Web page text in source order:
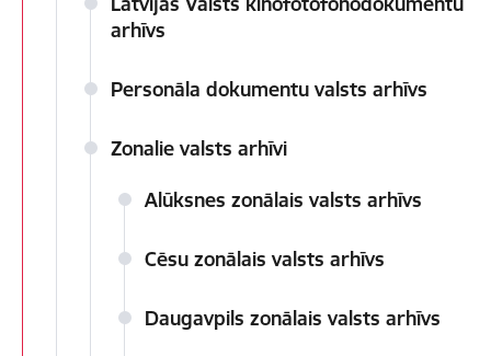
arhīvs
Personāla dokumentu valsts arhīvs
Zonalie valsts arhīvi
Alūksnes zonālais valsts arhīvs
Cēsu zonālais valsts arhīvs
Daugavpils zonālais valsts arhīvs